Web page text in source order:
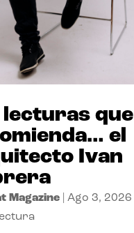
lecturas que
el
Ivan
Magazine| Ago 3, 2026